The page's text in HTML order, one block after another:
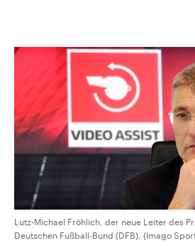
Lutz-Michael Fröhlich, der neue Leiter des
Deutschen Fußball-Bund (DFB). (Imago